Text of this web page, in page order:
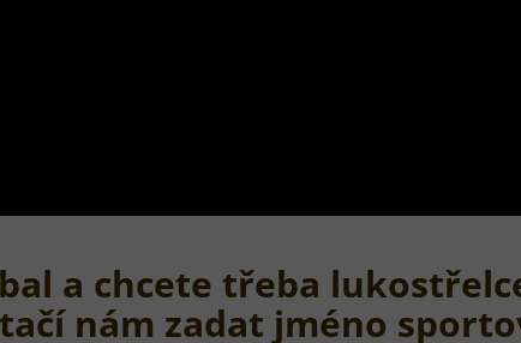
a chcete třeba
nám zadat jméno